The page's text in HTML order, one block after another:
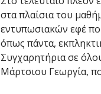
στα πλαίσια του
εντυπωσιακών εφέ
όπως πάντα,
Συγχαρητήρια σε
Μάρτσιου Γεωργία,